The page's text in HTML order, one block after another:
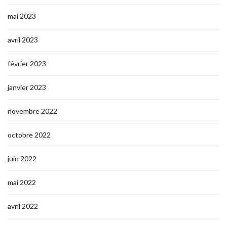
mai 2023
avril 2023
février 2023
janvier 2023
novembre 2022
octobre 2022
juin 2022
mai 2022
avril 2022